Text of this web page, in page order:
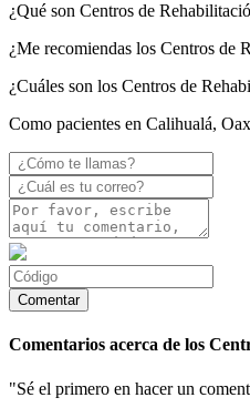
¿Qué son Centros de
¿Me recomiendas los Centros de
¿Cuáles son los Centros de
Como pacientes en Calihualá,
Comentarios acerca de los
"Sé el primero en hacer un